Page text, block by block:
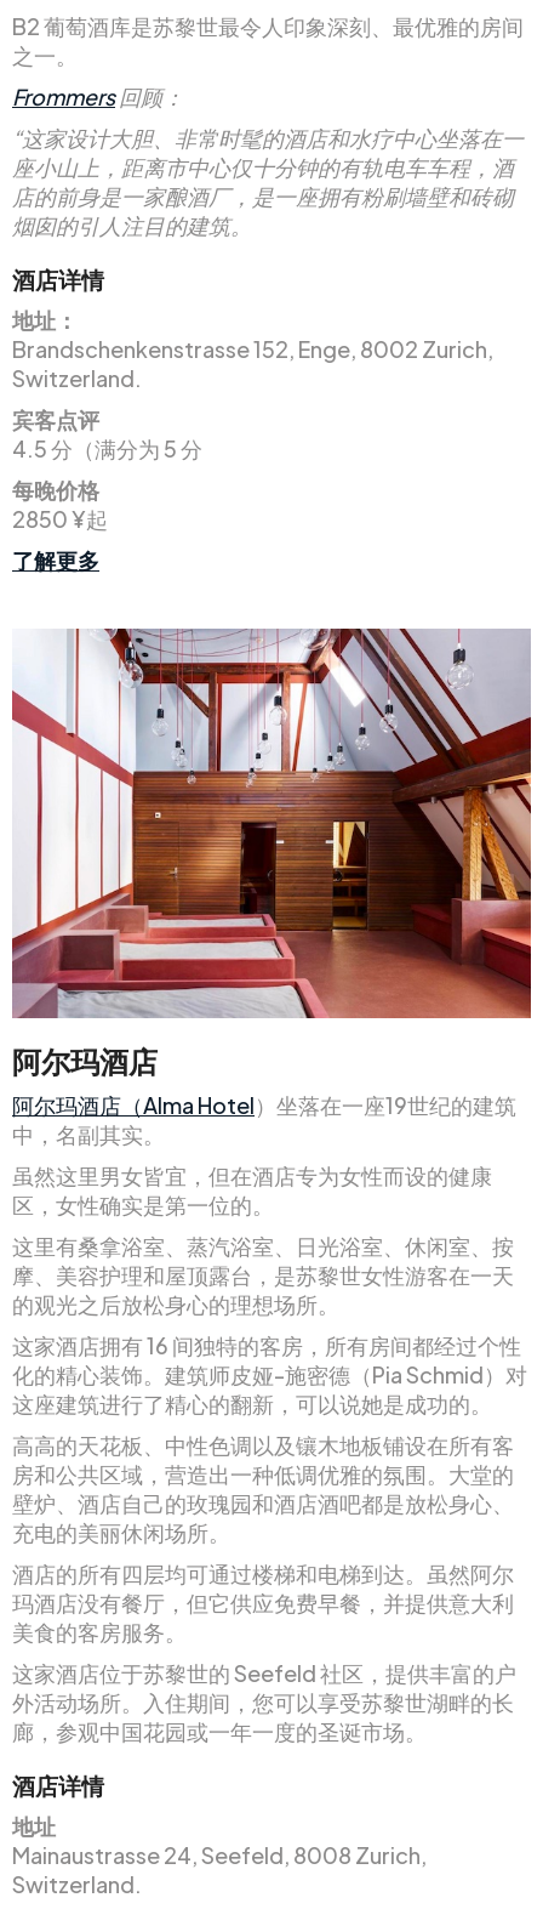
B2 葡萄酒库是苏黎世最令人印象深刻、最优雅的房间
之一。
Frommers回顾：
“这家设计大胆、非常时髦的酒店和水疗中心坐落在一
座小山上，距离市中心仅十分钟的有轨电车车程，酒
店的前身是一家酿酒厂，是一座拥有粉刷墙壁和砖砌
烟囱的引人注目的建筑。
酒店详情
地址：
Brandschenkenstrasse 152, Enge, 8002 Zurich,
Switzerland.
宾客点评
4.5 分（满分为 5 分
每晚价格
2850 ¥起
了解更多
阿尔玛酒店
阿尔玛酒店（Alma Hotel）坐落在一座19世纪的建筑
中，名副其实。
虽然这里男女皆宜，但在酒店专为女性而设的健康
区，女性确实是第一位的。
这里有桑拿浴室、蒸汽浴室、日光浴室、休闲室、按
摩、美容护理和屋顶露台，是苏黎世女性游客在一天
的观光之后放松身心的理想场所。
这家酒店拥有 16 间独特的客房，所有房间都经过个性
化的精心装饰。建筑师皮娅-施密德（Pia Schmid）对
这座建筑进行了精心的翻新，可以说她是成功的。
高高的天花板、中性色调以及镶木地板铺设在所有客
房和公共区域，营造出一种低调优雅的氛围。大堂的
壁炉、酒店自己的玫瑰园和酒店酒吧都是放松身心、
充电的美丽休闲场所。
酒店的所有四层均可通过楼梯和电梯到达。虽然阿尔
玛酒店没有餐厅，但它供应免费早餐，并提供意大利
美食的客房服务。
这家酒店位于苏黎世的 Seefeld 社区，提供丰富的户
外活动场所。入住期间，您可以享受苏黎世湖畔的长
廊，参观中国花园或一年一度的圣诞市场。
酒店详情
地址
Mainaustrasse 24, Seefeld, 8008 Zurich,
Switzerland.